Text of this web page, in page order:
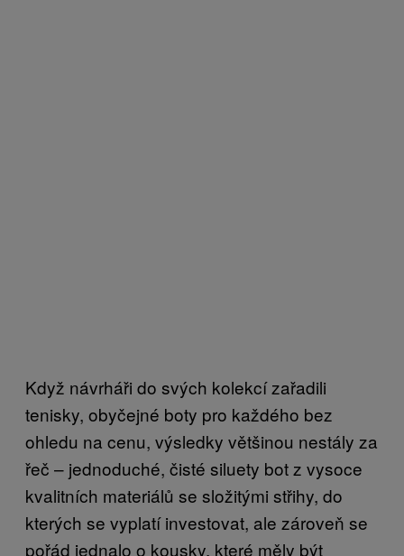
Když návrháři do svých kolekcí zařadili
tenisky, obyčejné boty pro každého bez
ohledu na cenu, výsledky většinou nestály za
řeč – jednoduché, čisté siluety bot z vysoce
kvalitních materiálů se složitými střihy, do
kterých se vyplatí investovat, ale zároveň se
pořád jednalo o kousky, které měly být